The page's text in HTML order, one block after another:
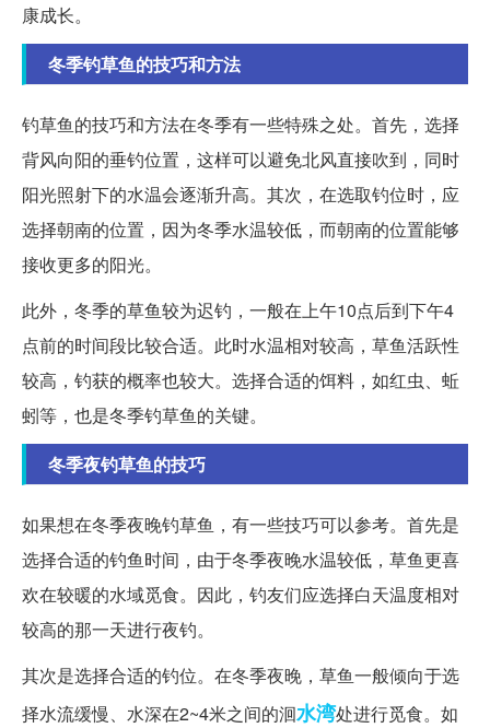
康成长。
冬季钓草鱼的技巧和方法
钓草鱼的技巧和方法在冬季有一些特殊之处。首先，选择
背风向阳的垂钓位置，这样可以避免北风直接吹到，同时
阳光照射下的水温会逐渐升高。其次，在选取钓位时，应
选择朝南的位置，因为冬季水温较低，而朝南的位置能够
接收更多的阳光。
此外，冬季的草鱼较为迟钓，一般在上午10点后到下午4
点前的时间段比较合适。此时水温相对较高，草鱼活跃性
较高，钓获的概率也较大。选择合适的饵料，如红虫、蚯
蚓等，也是冬季钓草鱼的关键。
冬季夜钓草鱼的技巧
如果想在冬季夜晚钓草鱼，有一些技巧可以参考。首先是
选择合适的钓鱼时间，由于冬季夜晚水温较低，草鱼更喜
欢在较暖的水域觅食。因此，钓友们应选择白天温度相对
较高的那一天进行夜钓。
其次是选择合适的钓位。在冬季夜晚，草鱼一般倾向于选
择水流缓慢、水深在2~4米之间的洄水湾处进行觅食。如